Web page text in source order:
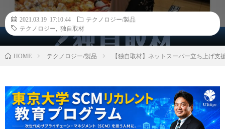
2021.03.19 17:10:44
テクノロジー/製品
テクノロジー
独自取材
HOME テクノロジー/製品 【独自取材】ネットスーパー立ち上げ